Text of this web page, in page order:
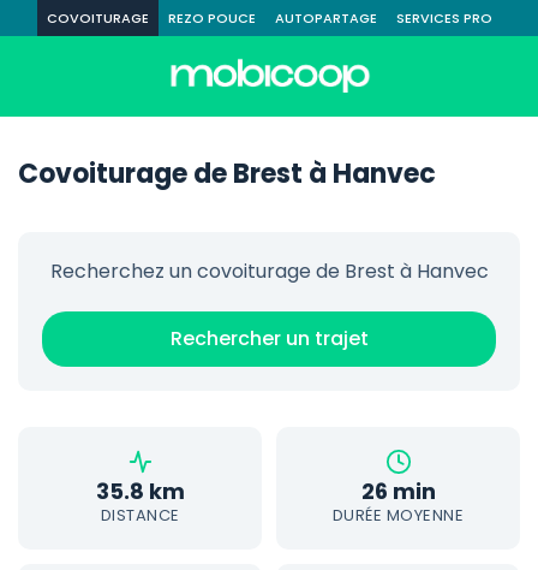
COVOITURAGE REZO POUCE AUTOPARTAGE SERVICES PRO
Covoiturage de Brest à Hanvec
Recherchez un covoiturage de Brest à Hanvec
Rechercher un trajet
35.8 km
DISTANCE
26 min
DURÉE MOYENNE